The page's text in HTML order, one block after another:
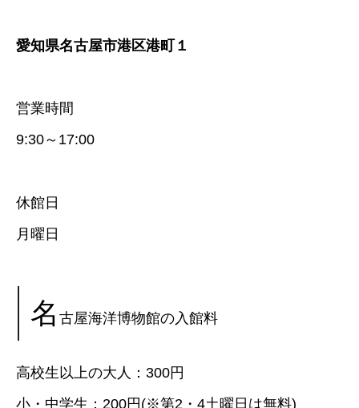
愛知県名古屋市港区港町１
営業時間
9:30～17:00
休館日
月曜日
名古屋海洋博物館の入館料
高校生以上の大人：300円
小・中学生：200円(※第2・4土曜日は無料)